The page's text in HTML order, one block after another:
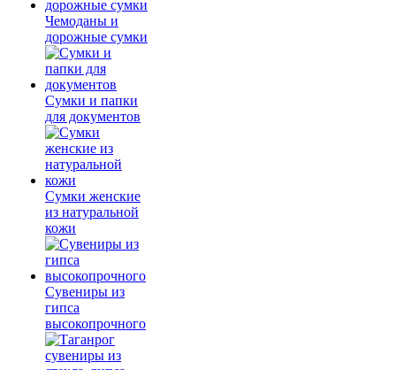
Чемоданы и
дорожные сумки
Сумки и папки
для документов
Сумки женские
из натуральной
кожи
Сувениры из
гипса
высокопрочного